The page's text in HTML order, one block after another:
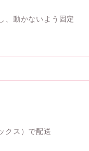
、動かないよう固定
クス）で配送